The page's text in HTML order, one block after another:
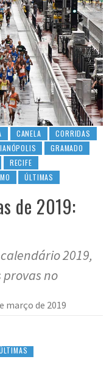
CANELA
CORRIDAS
GRAMADO
RECIFE
ÚLTIMAS
de 2019:
2019,
provas no
março de 2019